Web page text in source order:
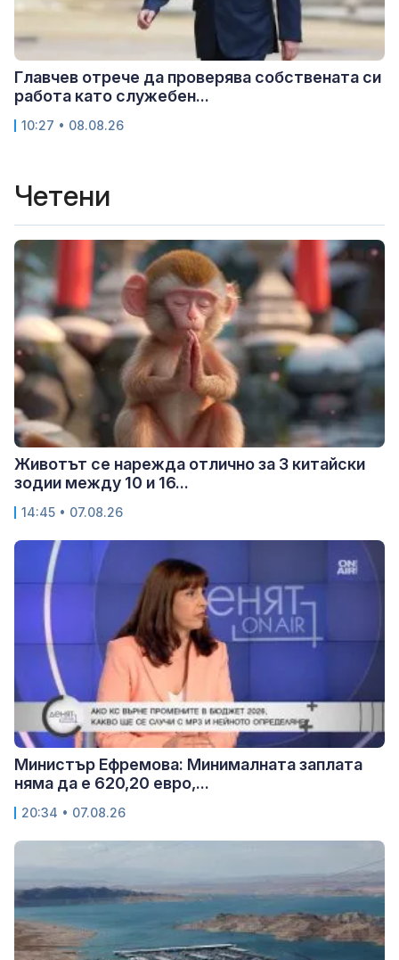
Главчев отрече да проверява собствената си
работа като служебен...
10:27 • 08.08.26
Четени
Животът се нарежда отлично за 3 китайски
зодии между 10 и 16...
14:45 • 07.08.26
Министър Ефремова: Минималната заплата
няма да е 620,20 евро,...
20:34 • 07.08.26